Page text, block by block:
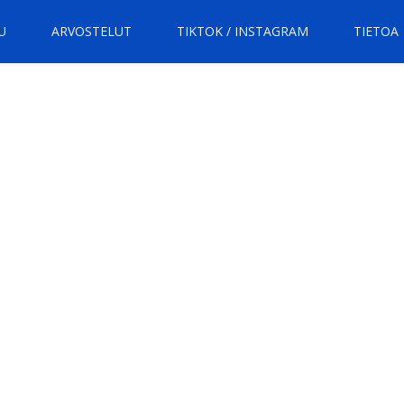
ARVOSTELUT TIKTOK / INSTAGRAM TIETOA